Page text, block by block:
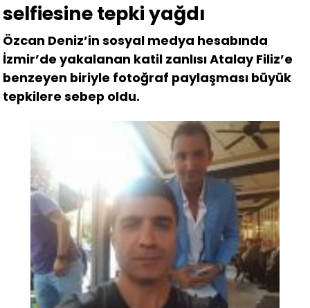
selfiesine tepki yağdı
Özcan Deniz’in sosyal medya hesabında
İzmir’de yakalanan katil zanlısı Atalay Filiz’e
benzeyen biriyle fotoğraf paylaşması büyük
tepkilere sebep oldu.